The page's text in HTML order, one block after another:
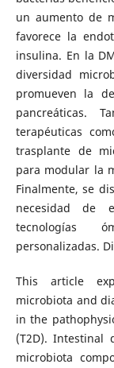
un aumento de
favorece la
insulina. En la
diversidad
promueven la
pancreáticas.
terapéuticas
trasplante de
para modular la
Finalmente, se
necesidad de
tecnologías
personalizadas.
This article
microbiota and
in the
(T2D). Intestinal
microbiota